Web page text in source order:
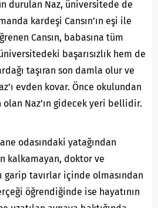
durulan Naz, üniversitede de
kardeşi Cansın’ın eşi ile
Cansın, babasına tüm
başarısızlık hem de
taşıran son damla olur ve
evden kovar. Önce okulundan
Naz’ın gidecek yeri bellidir.
odasındaki yatağından
kalkamayan, doktor ve
garip tavırlar içinde olmasından
öğrendiğinde ise hayatının